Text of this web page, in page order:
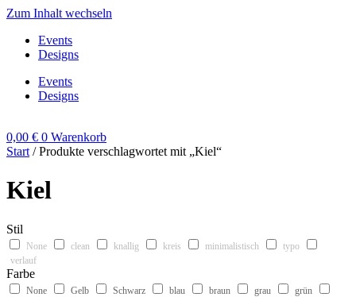
Zum Inhalt wechseln
Events
Designs
Events
Designs
0,00 € 0 Warenkorb
Start / Produkte verschlagwortet mit „Kiel“
Kiel
Stil
None clean knallig kreis minimalistisch
typo
verlauf
Farbe
None Gelb Schwarz blau braun grau
grün